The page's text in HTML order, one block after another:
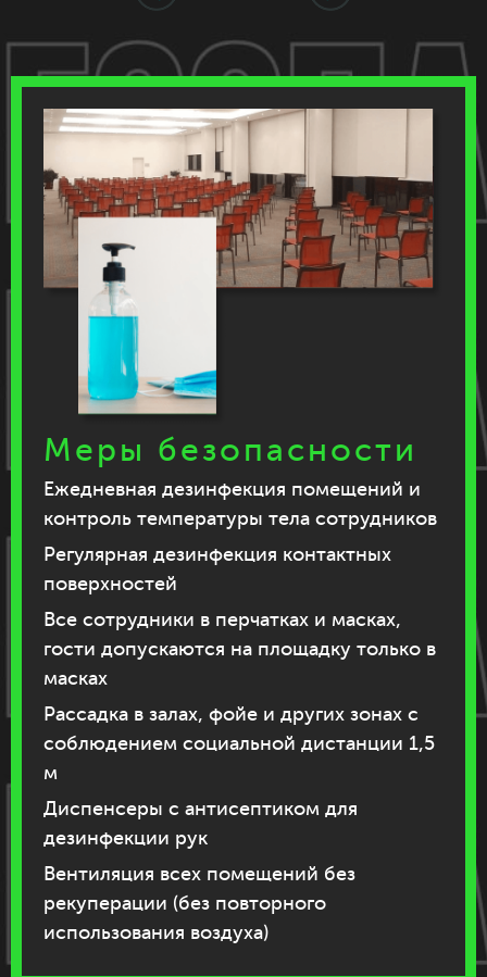
Меры безопасности
Ежедневная дезинфекция помещений и
контроль температуры тела сотрудников
Регулярная дезинфекция контактных
поверхностей
Все сотрудники в перчатках и масках,
гости допускаются на площадку только в
масках
Рассадка в залах, фойе и других зонах с
соблюдением социальной дистанции 1,5
м
Диспенсеры с антисептиком для
дезинфекции рук
Вентиляция всех помещений без
рекуперации (без повторного
использования воздуха)